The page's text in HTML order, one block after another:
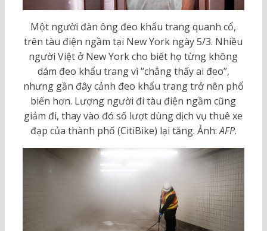
Một người đàn ông đeo khẩu trang quanh cổ,
trên tàu điện ngầm tại New York ngày 5/3. Nhiều
người Việt ở New York cho biết họ từng không
dám đeo khẩu trang vì “chẳng thấy ai đeo”,
nhưng gần đây cảnh đeo khẩu trang trở nên phổ
biến hơn. Lượng người đi tàu điện ngầm cũng
giảm đi, thay vào đó số lượt dùng dịch vụ thuê xe
đạp của thành phố (CitiBike) lại tăng. Ảnh:AFP.